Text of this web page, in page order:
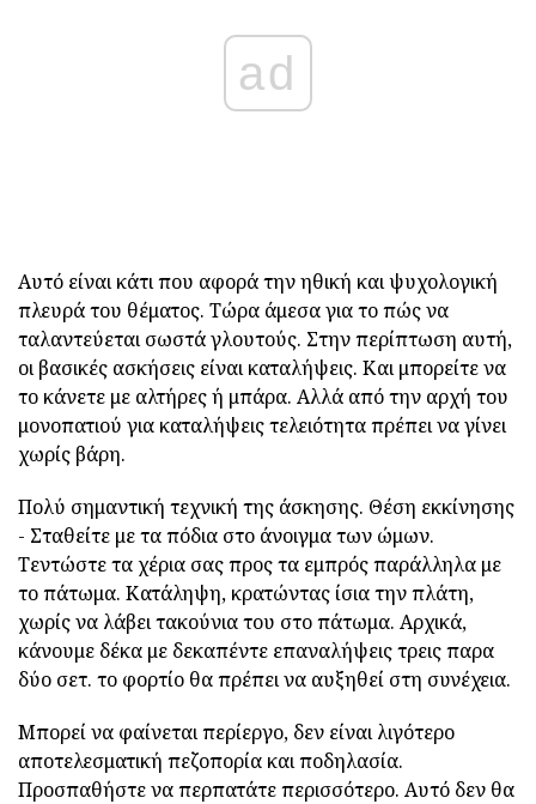
ad
Αυτό είναι κάτι που αφορά την ηθική και ψυχολογική
πλευρά του θέματος. Τώρα άμεσα για το πώς να
ταλαντεύεται σωστά γλουτούς. Στην περίπτωση αυτή,
οι βασικές ασκήσεις είναι καταλήψεις. Και μπορείτε να
το κάνετε με αλτήρες ή μπάρα. Αλλά από την αρχή του
μονοπατιού για καταλήψεις τελειότητα πρέπει να γίνει
χωρίς βάρη.
Πολύ σημαντική τεχνική της άσκησης. Θέση εκκίνησης
- Σταθείτε με τα πόδια στο άνοιγμα των ώμων.
Τεντώστε τα χέρια σας προς τα εμπρός παράλληλα με
το πάτωμα. Κατάληψη, κρατώντας ίσια την πλάτη,
χωρίς να λάβει τακούνια του στο πάτωμα. Αρχικά,
κάνουμε δέκα με δεκαπέντε επαναλήψεις τρεις παρα
δύο σετ. το φορτίο θα πρέπει να αυξηθεί στη συνέχεια.
Μπορεί να φαίνεται περίεργο, δεν είναι λιγότερο
αποτελεσματική πεζοπορία και ποδηλασία.
Προσπαθήστε να περπατάτε περισσότερο. Αυτό δεν θα